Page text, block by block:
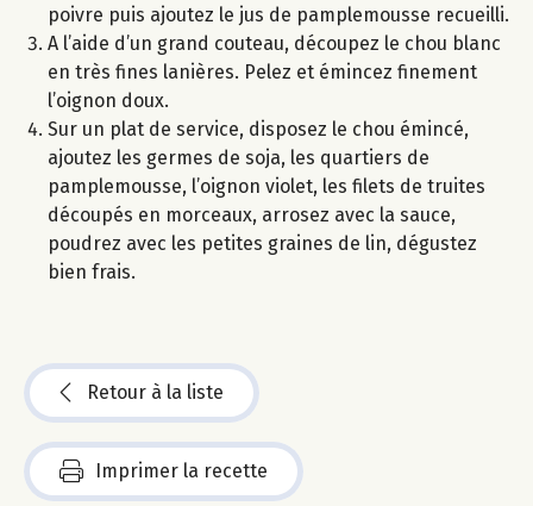
poivre puis ajoutez le jus de pamplemousse recueilli.
A l’aide d’un grand couteau, découpez le chou blanc
en très fines lanières. Pelez et émincez finement
l’oignon doux.
Sur un plat de service, disposez le chou émincé,
ajoutez les germes de soja, les quartiers de
pamplemousse, l’oignon violet, les filets de truites
découpés en morceaux, arrosez avec la sauce,
poudrez avec les petites graines de lin, dégustez
bien frais.
Retour à la liste
Imprimer la recette